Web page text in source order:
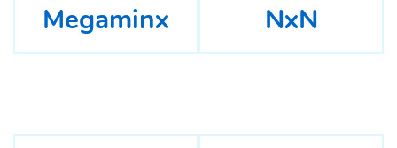
Megaminx NxN